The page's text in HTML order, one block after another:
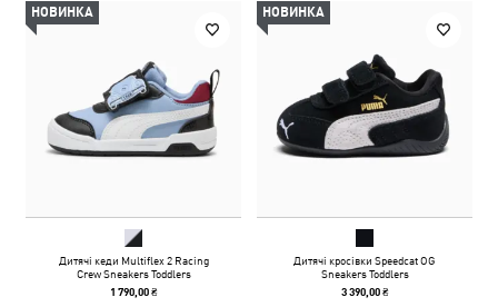
НОВИНКА
Дитячі кеди Multiflex 2 Racing
Crew Sneakers Toddlers
1 790,00 ₴
НОВИНКА
Дитячі кросівки Speedcat OG
Sneakers Toddlers
3 390,00 ₴